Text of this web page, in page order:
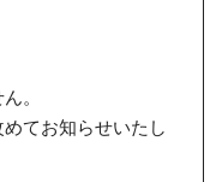
。
てお知らせいたし